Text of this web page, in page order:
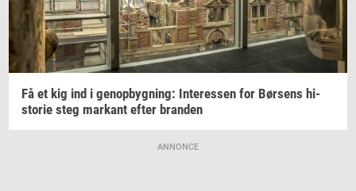
Få et kig ind i genop­byg­ning: In­ter­es­sen for Bør­sens hi­
sto­rie steg mar­kant efter bran­den
ANNONCE